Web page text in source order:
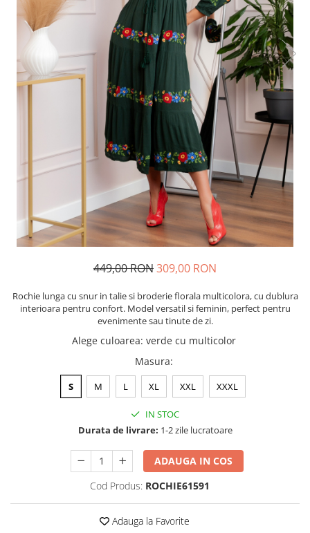
449,00 RON309,00 RON
Rochie lunga cu snur in talie si broderie florala multicolora, cu dublura
interioara pentru confort. Model versatil si feminin, perfect pentru
evenimente sau tinute de zi.
Alege culoarea: verde cu multicolor
Masura:
S M L XL XXL XXXL
IN STOC
Durata de livrare: 1-2 zile lucratoare
ADAUGA IN COS
Cod Produs: ROCHIE61591
Adauga la Favorite